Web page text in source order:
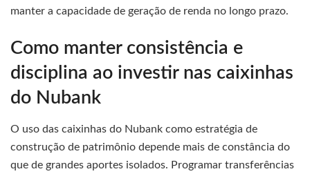
manter a capacidade de geração de renda no longo prazo.
Como manter consistência e
disciplina ao investir nas caixinhas
do Nubank
O uso das caixinhas do Nubank como estratégia de
construção de patrimônio depende mais de constância do
que de grandes aportes isolados. Programar transferências